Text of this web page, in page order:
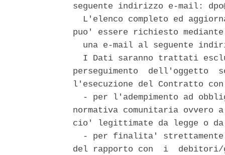
seguente indirizzo e-mail:
L'elenco completo ed
puo' essere richiesto
una e-mail al seguente
I Dati saranno trattati
perseguimento
l'esecuzione del Contratto
- per l'adempimento ad
normativa comunitaria
cio' legittimate da legge o
- per finalita'
del rapporto con  i  debitori/